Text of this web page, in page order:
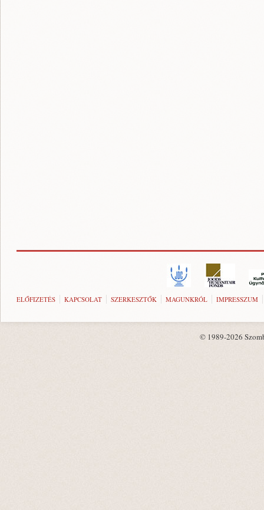
ELŐFIZETÉS KAPCSOLAT SZERKESZTŐK MAGUNKRÓL IMPRESSZUM
© 1989-2026